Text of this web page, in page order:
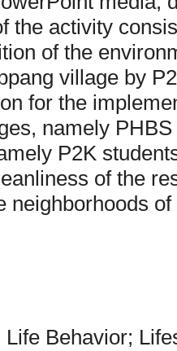
the activity
of the
village by
for the
namely
P2K
of the
neighborhoods
Behavior;